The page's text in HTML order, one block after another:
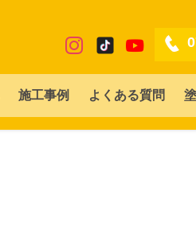
施工事例 よくある質問